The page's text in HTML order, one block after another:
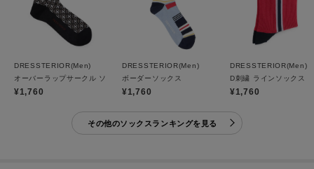
DRESSTERIOR(Men)
オーバーラップサークル ソックス
¥1,760
DRESSTERIOR(Men)
ボーダーソックス
¥1,760
DRESSTERIOR(Men)
D刺繍 ラインソックス
¥1,760
その他のソックスランキングを見る